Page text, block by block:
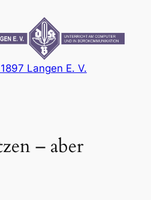
Langen E. V.
– aber